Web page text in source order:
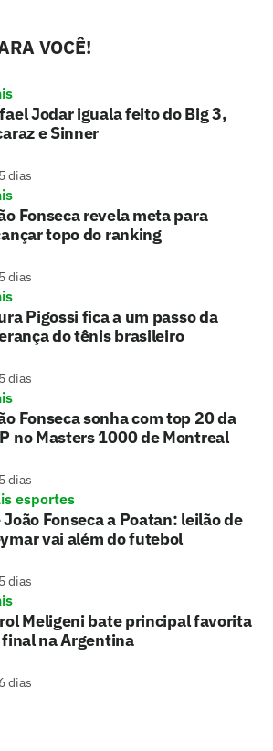
VOCÊ!
Jodar iguala feito do Big 3,
e Sinner
dias
Fonseca revela meta para
topo do ranking
dias
Pigossi fica a um passo da
do tênis brasileiro
dias
Fonseca sonha com top 20 da
no Masters 1000 de Montreal
dias
esportes
João Fonseca a Poatan: leilão de
vai além do futebol
dias
Meligeni bate principal favorita
final na Argentina
dias